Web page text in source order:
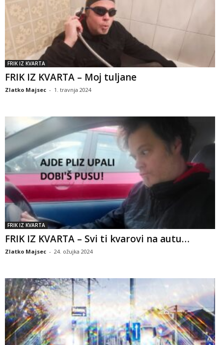
FRIK IZ KVARTA
FRIK IZ KVARTA – Moj tuljane
Zlatko Majsec - 1. travnja 2024
FRIK IZ KVARTA
FRIK IZ KVARTA – Svi ti kvarovi na autu…
Zlatko Majsec - 24. ožujka 2024